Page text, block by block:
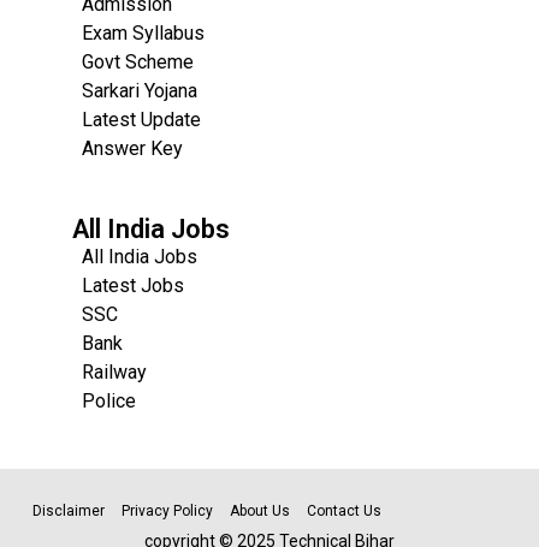
Exam Syllabus
Govt Scheme
Sarkari Yojana
Latest Update
Answer Key
All India Jobs
All India Jobs
Latest Jobs
SSC
Bank
Railway
Police
Disclaimer Privacy Policy About Us Contact Us
copyright © 2025 Technical Bihar